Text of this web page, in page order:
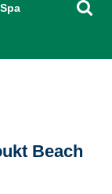
Beach